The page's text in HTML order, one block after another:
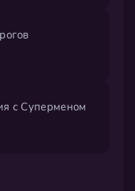
с Суперменом